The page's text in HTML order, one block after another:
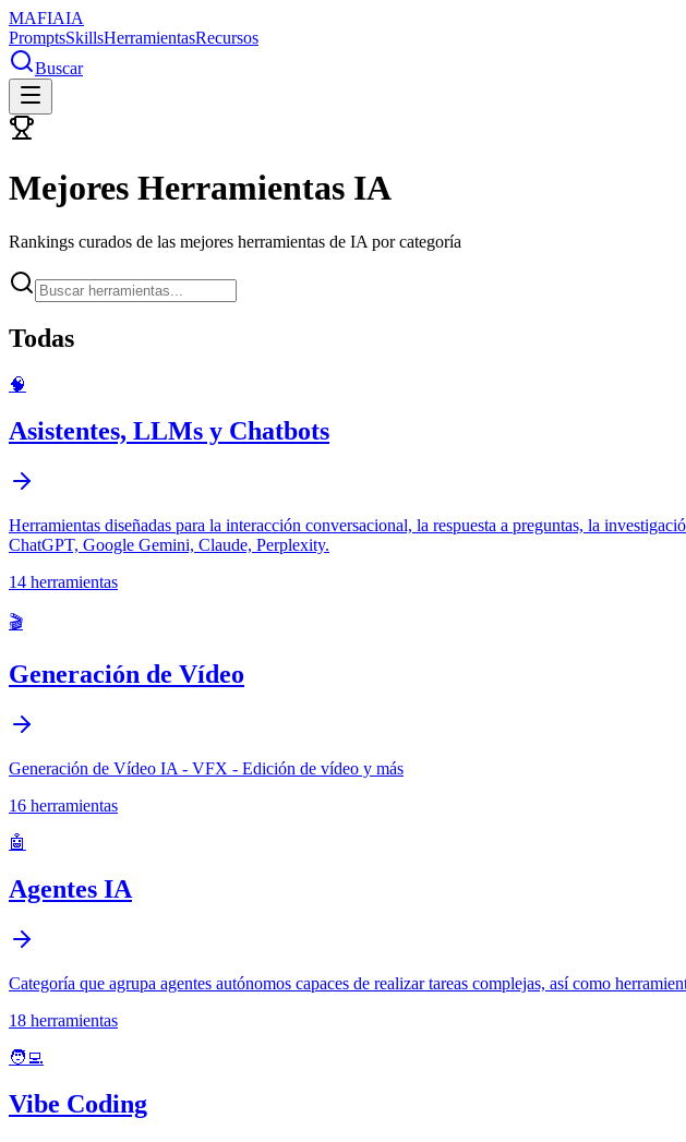
MAFIAIA
PromptsSkillsHerramientasRecursos
Buscar
Mejores Herramientas IA
Rankings curados de las mejores herramientas de IA por categoría
Todas
🧠
Asistentes, LLMs y Chatbots
Herramientas diseñadas para la interacción conversacional, la respuesta a preguntas, la
ChatGPT, Google Gemini, Claude, Perplexity.
14 herramientas
🎬
Generación de Vídeo
Generación de Vídeo IA - VFX - Edición de vídeo y más
16 herramientas
🤖
Agentes IA
Categoría que agrupa agentes autónomos capaces de realizar tareas complejas, así como
18 herramientas
🧑‍💻
Vibe Coding